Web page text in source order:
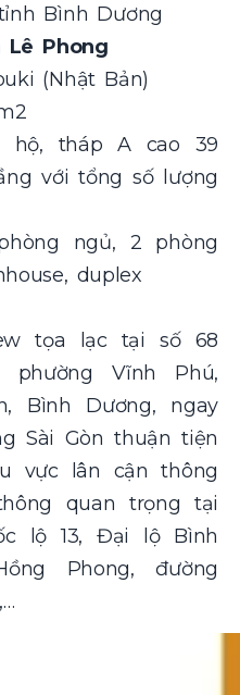
Bình Dương
Lê Phong
(Nhật Bản)
hộ, tháp A cao 39
với tổng số lượng
ngủ, 2 phòng
duplex
tọa lạc tại số 68
phường Vĩnh Phú,
Bình Dương, ngay
Sài Gòn thuận tiện
vực lân cận thông
quan trọng tại
lộ 13, Đại lộ Bình
Phong, đường